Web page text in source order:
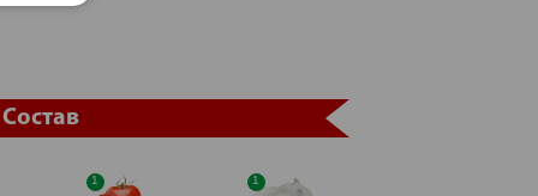
Состав
1 1